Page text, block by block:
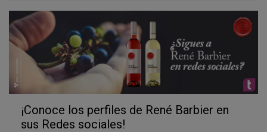
Abocado),dos blancos (el Kraliner y Viña Augusta) y
uno rosado (el Tradición). Esta gama es la que podrán
probar los 1.000 embajadores de esta campaña y de
la que aprenderemos mucho más en los próximos
posts.
Selección Mediterranean D.O. Catalunya
¡Conoce los perfiles de René Barbier en
sus Redes sociales!